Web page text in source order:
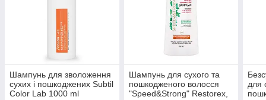
Шампунь для зволоження
сухих і пошкоджених Subtil
Color Lab 1000 ml
Шампунь для сухого та
пошкодженого волосся
"Speed&Strong" Restorex,
для